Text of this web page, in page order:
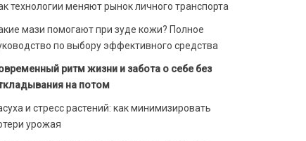
технологии меняют рынок личного транспорта
мази помогают при зуде кожи? Полное
по выбору эффективного средства
ритм жизни и забота о себе без
на потом
и стресс растений: как минимизировать
урожая